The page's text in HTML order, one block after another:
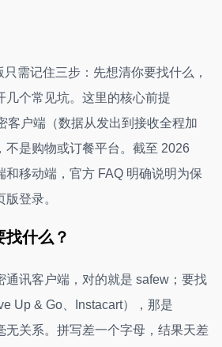
需记住三步：先想清你要找什么，
几个常见坑。这里的核心前提
客户端（数据从发出到接收全程加
不是购物或订餐平台。截至 2026
和移动端，官方 FAQ 明确说明为保
登录。
什么？
通讯客户端，对的就是 safew；要找
Up & Go、Instacart），那是
无关系。拼写差一个字母，结果天差